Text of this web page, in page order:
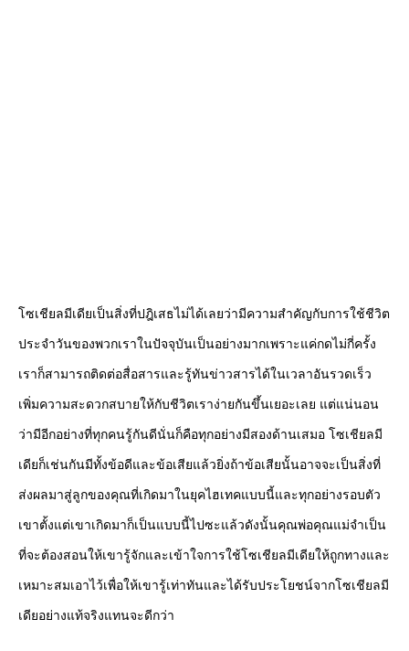
โซเชียลมีเดียเป็นสิ่งที่ปฎิเสธไม่ได้เลยว่ามีความสำคัญกับการใช้ชีวิต
ประจำวันของพวกเราในปัจจุบันเป็นอย่างมากเพราะแค่กดไม่กี่ครั้ง
เราก็สามารถติดต่อสื่อสารและรู้ทันข่าวสารได้ในเวลาอันรวดเร็ว
เพิ่มความสะดวกสบายให้กับชีวิตเราง่ายกันขึ้นเยอะเลย แต่แน่นอน
ว่ามีอีกอย่างที่ทุกคนรู้กันดีนั่นก็คือทุกอย่างมีสองด้านเสมอ โซเชียลมี
เดียก็เช่นกันมีทั้งข้อดีและข้อเสียแล้วยิ่งถ้าข้อเสียนั้นอาจจะเป็นสิ่งที่
ส่งผลมาสู่ลูกของคุณที่เกิดมาในยุคไฮเทคแบบนี้และทุกอย่างรอบตัว
เขาตั้งแต่เขาเกิดมาก็เป็นแบบนี้ไปซะแล้วดังนั้นคุณพ่อคุณแม่จำเป็น
ที่จะต้องสอนให้เขารู้จักและเข้าใจการใช้โซเชียลมีเดียให้ถูกทางและ
เหมาะสมเอาไว้เพื่อให้เขารู้เท่าทันและได้รับประโยชน์จากโซเชียลมี
เดียอย่างแท้จริงแทนจะดีกว่า